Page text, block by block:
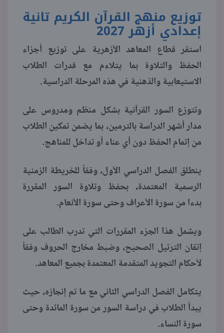
توزيع منهج القرآن الكريم تانية
إعدادي أزهر 2027
استقر قطاع المعاهد الأزهرية على توزيع أجزاء
الحفظ والتلاوة بما يتلاءم مع قدرات الطلاب
الاستيعابية والذهنية في هذه المرحلة الدراسية.
وتتوزع السور القرآنية بشكل منظم ومدروس على
مدار أشهر الدراسة بالترمين، بما يضمن تمكين الطلاب
من إتمام الحفظ دون أي عناء أو تداخل للمناهج.
ينطلق الفصل الدراسي الأول، وفقاً للخريطة الزمنية
الرسمية المعتمدة، بحفظ وتلاوة السور المقررة
بدءا من سورة الأعراف وحتى سورة الأنعام.
ويشمل هذا الجزء المقررات التي تدرب الطالب على
إتقان الترتيل الصحيح، وضبط مخارج الحروف وفقاً
لأحكام التجويد المتقدمة المعتمدة بجميع المعاهد.
يتكامل الفصل الدراسي الثاني مع ما تم إنجازه، حيث
يبدأ الطلاب في دراسة السور من سورة المائدة وحتى
سورة النساء.